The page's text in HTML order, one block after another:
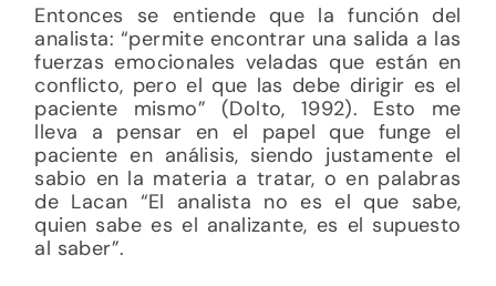
Entonces se entiende que la función del
analista: “permite encontrar una salida a las
fuerzas emocionales veladas que están en
conflicto, pero el que las debe dirigir es el
paciente mismo” (Dolto, 1992). Esto me
lleva a pensar en el papel que funge el
paciente en análisis, siendo justamente el
sabio en la materia a tratar, o en palabras
de Lacan “El analista no es el que sabe,
quien sabe es el analizante, es el supuesto
al saber”.